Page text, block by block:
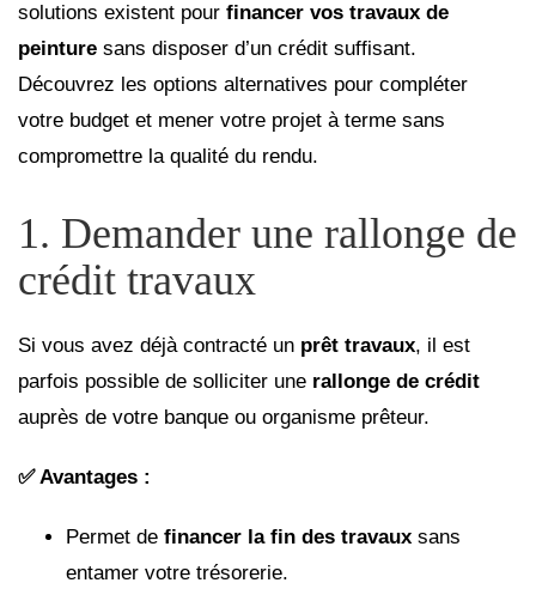
solutions existent pour financer vos travaux de
peinture sans disposer d’un crédit suffisant.
Découvrez les options alternatives pour compléter
votre budget et mener votre projet à terme sans
compromettre la qualité du rendu.
1. Demander une rallonge de
crédit travaux
Si vous avez déjà contracté un prêt travaux, il est
parfois possible de solliciter une rallonge de crédit
auprès de votre banque ou organisme prêteur.
✅ Avantages :
Permet de financer la fin des travaux sans
entamer votre trésorerie.